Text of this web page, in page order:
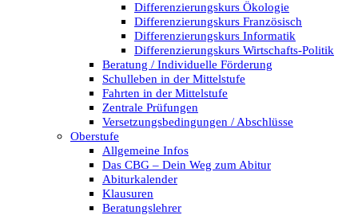
Differenzierungskurs Ökologie
Differenzierungskurs Französisch
Differenzierungskurs Informatik
Differenzierungskurs Wirtschafts-Politik
Beratung / Individuelle Förderung
Schulleben in der Mittelstufe
Fahrten in der Mittelstufe
Zentrale Prüfungen
Versetzungsbedingungen / Abschlüsse
Oberstufe
Allgemeine Infos
Das CBG – Dein Weg zum Abitur
Abiturkalender
Klausuren
Beratungslehrer